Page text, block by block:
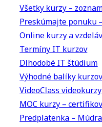
Všetky kurzy –
Preskúmajte ponuku
Online kurzy a
Termíny IT kurzov
Dlhodobé IT štúdium
Výhodné balíky kurzov
VideoClass videokurzy
MOC kurzy –
Predplatenka –